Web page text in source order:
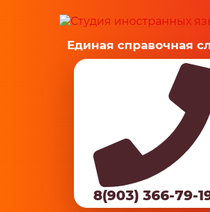
Единая справочная
8(903) 366-79-